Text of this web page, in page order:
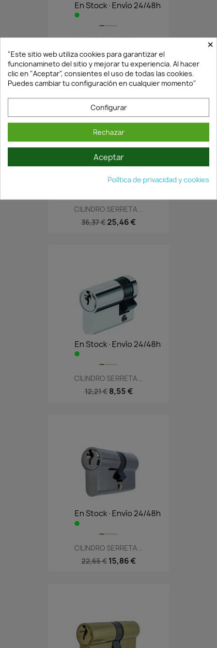
En Stock·Envío 24/48h
CILINDRO SERRETA...
15,19 € 10,63 €
¡Últimas Unidades!
CILINDRO SERRETA...
36,37 € 25,46 €
En Stock·Envío 24/48h
CILINDRO SERRETA...
12,21 € 8,55 €
En Stock·Envío 24/48h
CILINDRO SERRETA...
22,65 € 15,86 €
×
"Este sitio web utiliza cookies para garantizar el
funcionamineto del sitio y mejorar tu experiencia. Al hacer
clic en "Aceptar", consientes el uso de todas las cookies.
Puedes cambiar tu configuración en cualquier momento"
Configurar
Rechazar
Aceptar
Política de privacidad y cookies